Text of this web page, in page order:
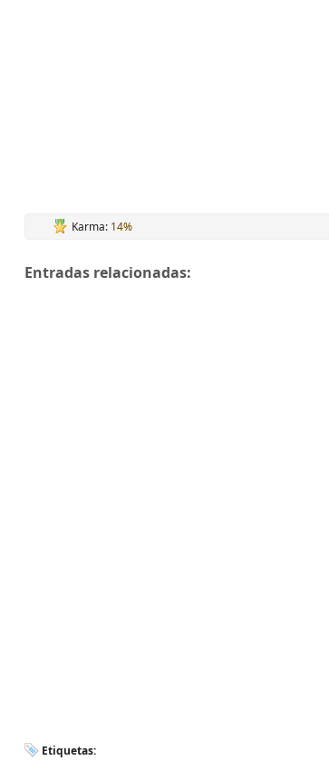
Karma: 14%
Entradas relacionadas:
Etiquetas: